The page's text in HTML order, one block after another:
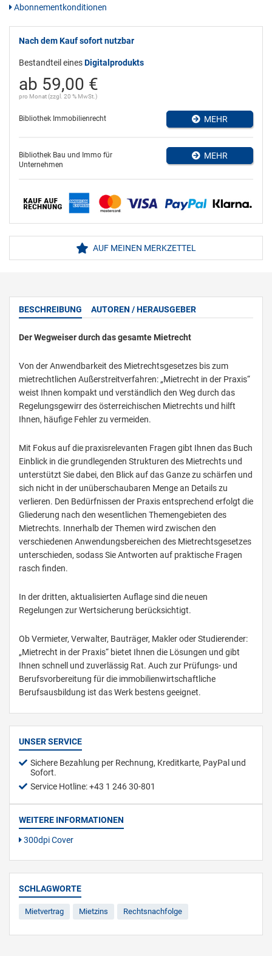
Abonnementkonditionen
Nach dem Kauf sofort nutzbar
Bestandteil einesDigitalprodukts
ab 59,00 €
pro Monat (zzgl. 20 % MwSt.)
Bibliothek Immobilienrecht MEHR
Bibliothek Bau und Immo für
Unternehmen
MEHR
AUF MEINEN MERKZETTEL
BESCHREIBUNG AUTOREN / HERAUSGEBER
Der Wegweiser durch das gesamte Mietrecht
Von der Anwendbarkeit des Mietrechtsgesetzes bis zum
mietrechtlichen Außerstreitverfahren: „Mietrecht in der Praxis“
weist Ihnen kompakt und verständlich den Weg durch das
Regelungsgewirr des österreichischen Mietrechts und hilft
Ihnen, häufige Fehler zu vermeiden.
Mit Fokus auf die praxisrelevanten Fragen gibt Ihnen das Buch
Einblick in die grundlegenden Strukturen des Mietrechts und
unterstützt Sie dabei, den Blick auf das Ganze zu schärfen und
sich nicht in der unüberschaubaren Menge an Details zu
verlieren. Den Bedürfnissen der Praxis entsprechend erfolgt die
Gliederung nach den wesentlichen Themengebieten des
Mietrechts. Innerhalb der Themen wird zwischen den
verschiedenen Anwendungsbereichen des Mietrechtsgesetzes
unterschieden, sodass Sie Antworten auf praktische Fragen
rasch finden.
In der dritten, aktualisierten Auflage sind die neuen
Regelungen zur Wertsicherung berücksichtigt.
Ob Vermieter, Verwalter, Bauträger, Makler oder Studierender:
„Mietrecht in der Praxis“ bietet Ihnen die Lösungen und gibt
Ihnen schnell und zuverlässig Rat. Auch zur Prüfungs- und
Berufsvorbereitung für die immobilienwirtschaftliche
Berufsausbildung ist das Werk bestens geeignet.
UNSER SERVICE
Sichere Bezahlung per Rechnung, Kreditkarte, PayPal und
Sofort.
Service Hotline: +43 1 246 30-801
WEITERE INFORMATIONEN
300dpi Cover
SCHLAGWORTE
Mietvertrag Mietzins Rechtsnachfolge